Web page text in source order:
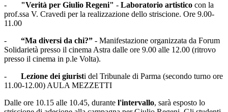
- "Verità per Giulio Regeni" - Laboratorio artistico con la
prof.ssa V. Cravedi per la realizzazione dello striscione. Ore 9.00-
11.00
- “Ma diversi da chi?” - Manifestazione organizzata da Forum
Solidarietà presso il cinema Astra dalle ore 9.00 alle 12.00 (ritrovo
presso il cinema in p.le Volta).
- Lezione dei giuristi del Tribunale di Parma (secondo turno ore
11.00-12.00) AULA MEZZETTI
Dalle ore 10.15 alle 10.45, durante l'intervallo, sarà esposto lo